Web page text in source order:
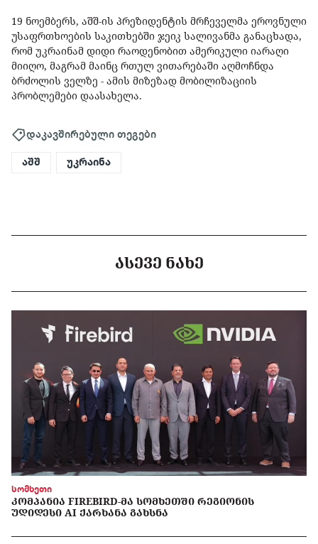
19 ნოემბერს, აშშ-ის პრეზიდენტის მრჩეველმა ეროვნული
უსაფრთხოების საკითხებში ჯეიკ სალივანმა განაცხადა,
რომ უკრაინამ დიდი რაოდენობით ამერიკული იარაღი
მიიღო, მაგრამ მაინც რთულ ვითარებაში აღმოჩნდა
ბრძოლის ველზე - ამის მიზეზად მობილიზაციის
პრობლემები დაასახელა.
დაკავშირებული თეგები
აშშ უკრაინა
ᲐᲡᲔᲕᲔ ᲜᲐᲮᲔ
სომხეთი
ᲙᲝᲛᲞᲐᲜᲘᲐ FIREBIRD-ᲛᲐ ᲡᲝᲛᲮᲔᲗᲨᲘ ᲠᲔᲒᲘᲝᲜᲘᲡ
ᲣᲓᲘᲓᲔᲡᲘ AI ᲥᲐᲠᲮᲐᲜᲐ ᲒᲐᲮᲡᲜᲐ